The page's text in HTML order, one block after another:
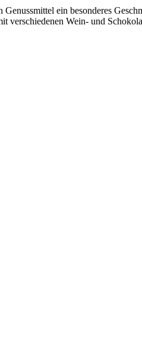
ein besonderes
Wein- und